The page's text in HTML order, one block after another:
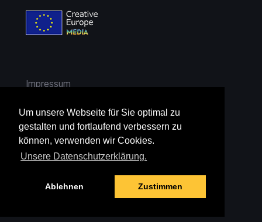
Um unsere Webseite für Sie optimal zu
gestalten und fortlaufend verbessern zu
können, verwenden wir Cookies.
Unsere Datenschutzerklärung.
Ablehnen Zustimmen
Impressum
AGB
Widerruf